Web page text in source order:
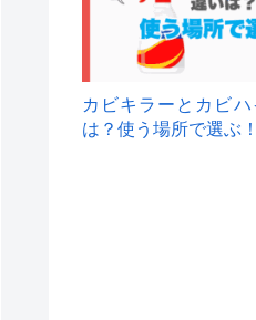
カビキラーとカビ
は？使う場所で選ぶ！